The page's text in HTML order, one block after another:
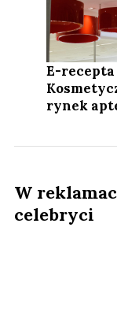
E-
rynek
W
celebryci